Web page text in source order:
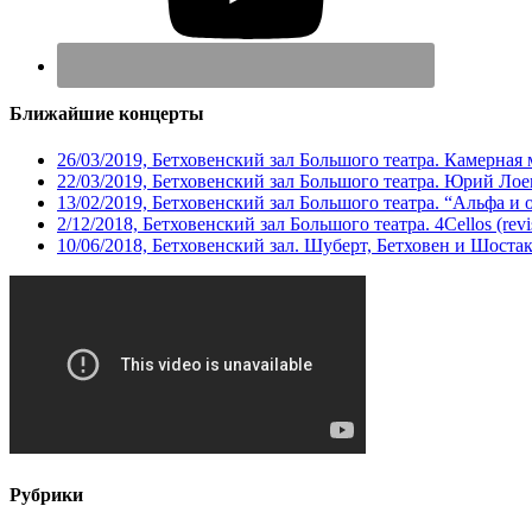
Ближайшие концерты
26/03/2019, Бетховенский зал Большого театра.
22/03/2019, Бетховенский зал Большого театра. Юрий
13/02/2019, Бетховенский зал Большого театра. “Альфа и
2/12/2018, Бетховенский зал Большого театра. 4Cellos
10/06/2018, Бетховенский зал. Шуберт, Бетховен и
Рубрики